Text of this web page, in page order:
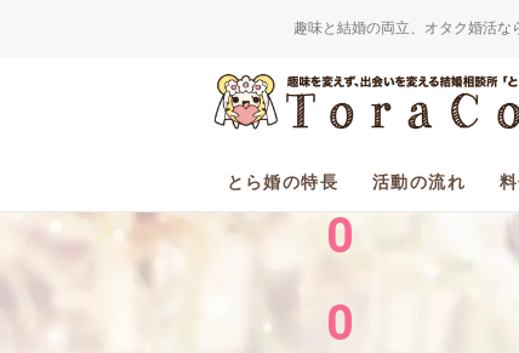
趣味と結婚の両立、オタク婚活な
とら婚の特長 活動の流れ
2
0
0
0